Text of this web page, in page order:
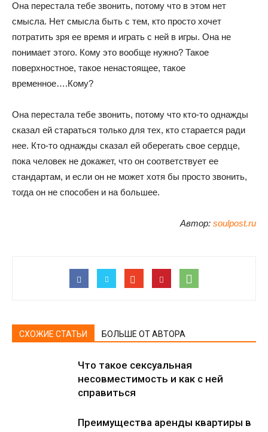
Она перестала тебе звонить, потому что в этом нет
смысла. Нет смысла быть с тем, кто просто хочет
потратить зря ее время и играть с ней в игры. Она не
понимает этого. Кому это вообще нужно? Такое
поверхностное, такое ненастоящее, такое
временное….Кому?
Она перестала тебе звонить, потому что кто-то однажды
сказал ей стараться только для тех, кто старается ради
нее. Кто-то однажды сказал ей оберегать свое сердце,
пока человек не докажет, что он соответствует ее
стандартам, и если он не может хотя бы просто звонить,
тогда он не способен и на большее.
Автор: soulpost.ru
СХОЖИЕ СТАТЬИ БОЛЬШЕ ОТ АВТОРА
Что такое сексуальная
несовместимость и как с ней
справиться
Преимущества аренды квартиры в